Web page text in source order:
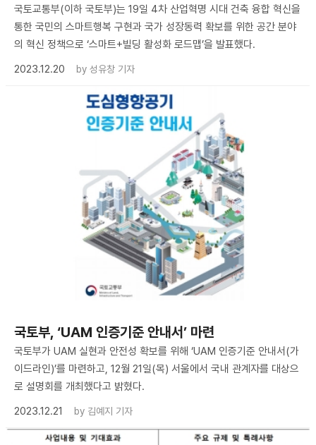
국토교통부(이하 국토부)는 19일 4차 산업혁명 시대 건축 융합 혁신을
통한 국민의 스마트행복 구현과 국가 성장동력 확보를 위한 공간 분야
의 혁신 정책으로 ‘스마트+빌딩 활성화 로드맵’을 발표했다.
2023.12.20
by 성유창 기자
국토부, ‘UAM 인증기준 안내서’ 마련
국토부가 UAM 실현과 안전성 확보를 위해 ‘UAM 인증기준 안내서(가
이드라인)’를 마련하고, 12월 21일(목) 서울에서 국내 관계자를 대상으
로 설명회를 개최했다고 밝혔다.
2023.12.21
by 김예지 기자